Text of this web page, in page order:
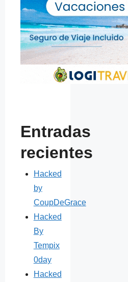
Entradas
recientes
Hacked
by
CoupDeGrace
Hacked
By
Tempix
0day
Hacked